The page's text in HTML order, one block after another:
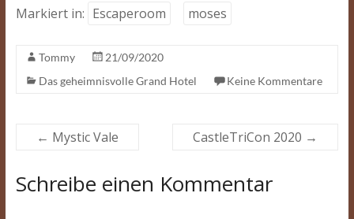
Markiert in: Escaperoom moses
Tommy
21/09/2020
Das geheimnisvolle Grand Hotel
Keine Kommentare
← Mystic Vale CastleTriCon 2020 →
Schreibe einen Kommentar